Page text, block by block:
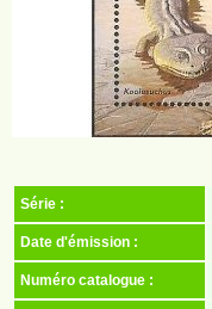
Série :
Date d'émission :
Numéro catalogue :